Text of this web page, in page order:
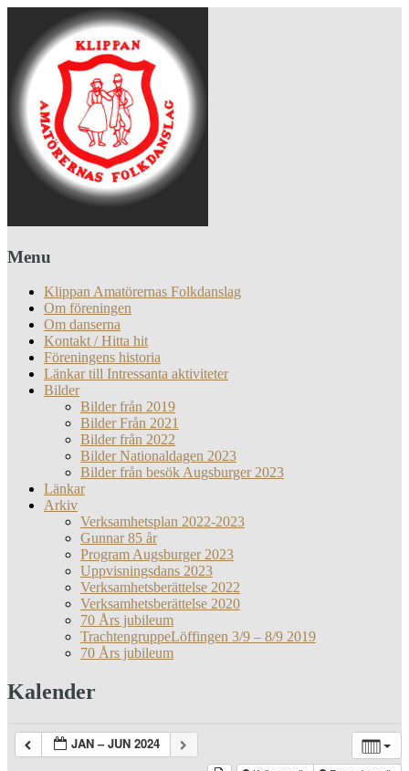
Menu
Klippan Amatörernas Folkdanslag
Om föreningen
Om danserna
Kontakt / Hitta hit
Föreningens historia
Länkar till Intressanta aktiviteter
Bilder
Bilder från 2019
Bilder Från 2021
Bilder från 2022
Bilder Nationaldagen 2023
Bilder från besök Augsburger 2023
Länkar
Arkiv
Verksamhetsplan 2022-2023
Gunnar 85 år
Program Augsburger 2023
Uppvisningsdans 2023
Verksamhetsberättelse 2022
Verksamhetsberättelse 2020
70 Års jubileum
TrachtengruppeLöffingen 3/9 – 8/9 2019
70 Års jubileum
Kalender
JAN – JUN 2024